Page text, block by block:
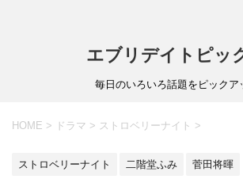
エブリデイトピッ
毎日のいろいろ話題をピックア
HOME > ドラマ > ストロベリーナイト >
ストロベリーナイト 二階堂ふみ 菅田将暉